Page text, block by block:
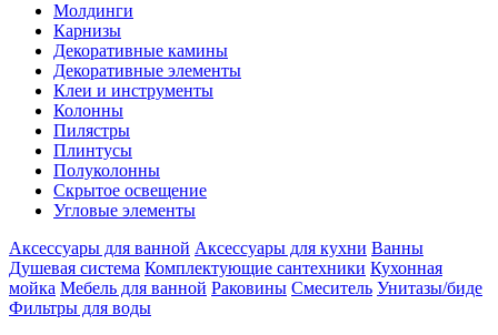
Молдинги
Карнизы
Декоративные камины
Декоративные элементы
Клеи и инструменты
Колонны
Пилястры
Плинтусы
Полуколонны
Скрытое освещение
Угловые элементы
Аксессуары для ванной Аксессуары для кухни Ванны
Душевая система Комплектующие сантехники Кухонная
мойка Мебель для ванной Раковины Смеситель Унитазы/биде
Фильтры для воды